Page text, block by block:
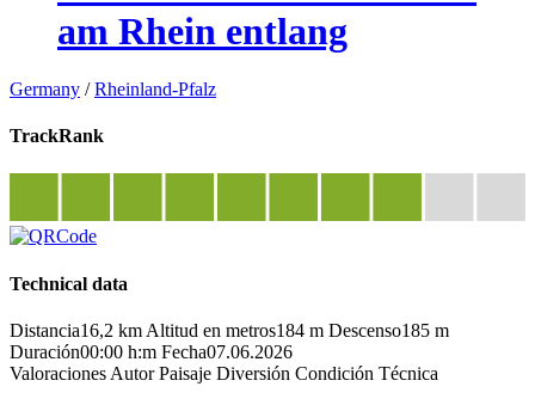
am Rhein entlang
Germany /Rheinland-Pfalz
TrackRank
Technical data
Distancia16,2 km Altitud en metros184 m Descenso185 m
Duración00:00 h:m Fecha07.06.2026
Valoraciones Autor Paisaje Diversión Condición Técnica